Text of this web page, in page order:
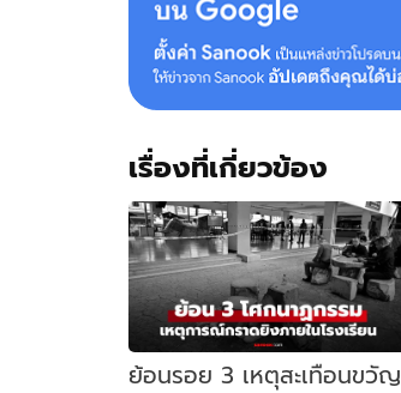
เรื่องที่เกี่ยวข้อง
ย้อนรอย 3 เหตุสะเทือนขวัญ